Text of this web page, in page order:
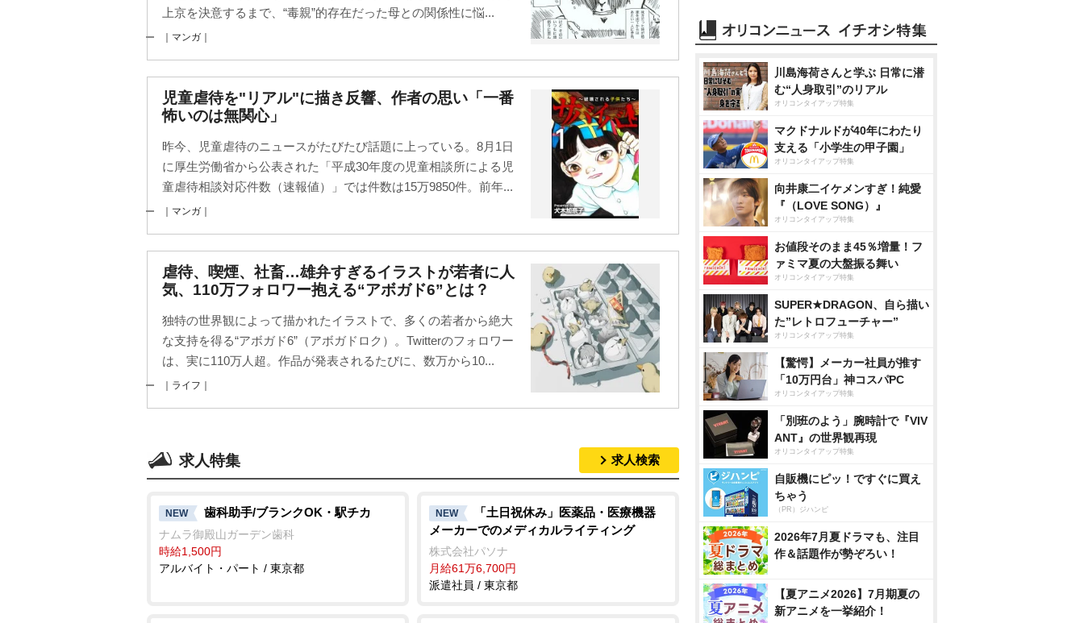
上京を決意するまで、“毒親”的存在だった母との関係性に悩...
｜マンガ｜
児童虐待を"リアル"に描き反響、作者の思い「一番
怖いのは無関心」
昨今、児童虐待のニュースがたびたび話題に上っている。8月1日
に厚生労働省から公表された「平成30年度の児童相談所による児
童虐待相談対応件数（速報値）」では件数は15万9850件。前年...
｜マンガ｜
虐待、喫煙、社畜…雄弁すぎるイラストが若者に人
気、110万フォロワー抱える“アボガド6”とは？
独特の世界観によって描かれたイラストで、多くの若者から絶大
な支持を得る“アボガド6”（アボガドロク）。Twitterのフォロワー
は、実に110万人超。作品が発表されるたびに、数万から10...
｜ライフ｜
求人特集 求人検索
NEW 歯科助手/ブランクOK・駅チカ
ナムラ御殿山ガーデン歯科
時給1,500円
アルバイト・パート / 東京都
NEW
「土日祝休み」医薬品・医療機器
メーカーでのメディカルライティング
株式会社パソナ
月給61万6,700円
派遣社員 / 東京都
川島海荷さんと学ぶ 日常に潜
む“人身取引”のリアル
オリコンタイアップ特集
マクドナルドが40年にわたり
支える「小学生の甲子園」
オリコンタイアップ特集
向井康二イケメンすぎ！純愛
『（LOVE SONG）』
オリコンタイアップ特集
お値段そのまま45％増量！フ
ァミマ夏の大盤振る舞い
オリコンタイアップ特集
SUPER★DRAGON、自ら描い
た”レトロフューチャー”
オリコンタイアップ特集
【驚愕】メーカー社員が推す
「10万円台」神コスパPC
オリコンタイアップ特集
「別班のよう」腕時計で『VIV
ANT』の世界観再現
オリコンタイアップ特集
自販機にピッ！ですぐに買え
ちゃう
（PR）ジハンピ
2026年7月夏ドラマも、注目
作＆話題作が勢ぞろい！
【夏アニメ2026】7月期夏の
新アニメを一挙紹介！